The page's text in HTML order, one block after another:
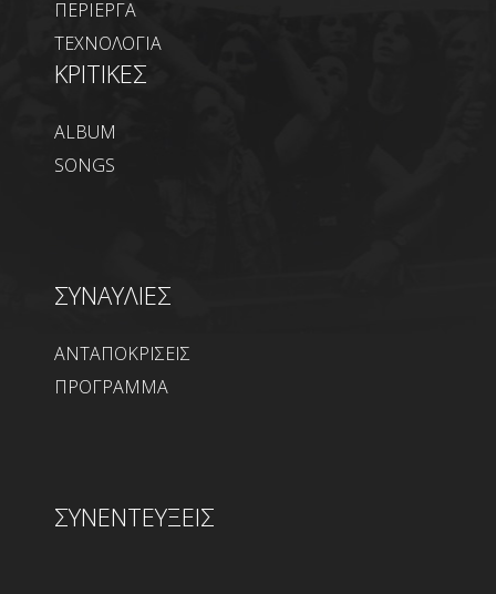
ΠΕΡΙΕΡΓΑ
ΤΕΧΝΟΛΟΓΙΑ
ΚΡΙΤΙΚΕΣ
ALBUM
SONGS
ΣΥΝΑΥΛΙΕΣ
ΑΝΤΑΠΟΚΡΙΣΕΙΣ
ΠΡΟΓΡΑΜΜΑ
ΣΥΝΕΝΤΕΥΞΕΙΣ